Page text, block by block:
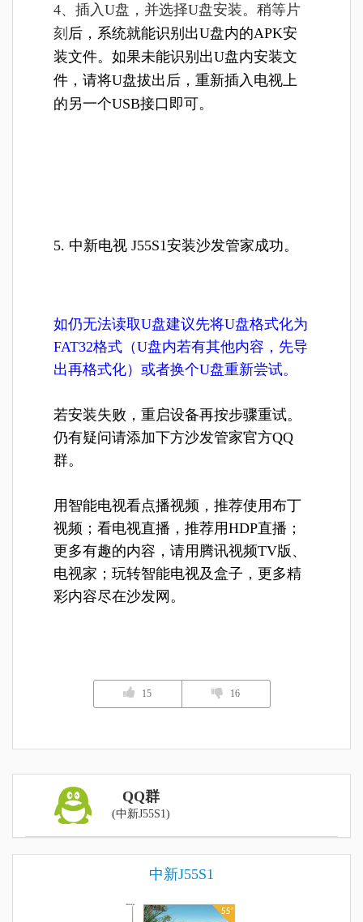
4、插入U盘，并选择U盘安装。稍等片
刻 后，系统就能识别出U盘内的APK安
装文件。如果未能识别出U盘内安装文
件，请将U盘拔出后，重新插入电视上
的另一个USB接口即可。
5. 中新电视 J55S1安装沙发管家成功。
如仍无法读取U盘建议先将U盘格式化为
FAT32格式（U盘内若有其他内容，先导
出再格式化）或者换个U盘重新尝试。
若安装失败，重启设备再按步骤重试。
仍有疑问请添加下方沙发管家官方QQ
群。
用智能电视看点播视频，推荐使用布丁
视频；看电视直播，推荐用HDP直播 ；
更多有趣的内容，请用 腾讯视频TV版 、
电视家 ；玩转智能电视及盒子，更多精
彩内容尽在沙发网。
15 16
QQ群
(中新J55S1)
中新J55S1